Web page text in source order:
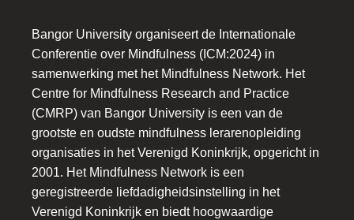
Bangor University organiseert de Internationale
Conferentie over Mindfulness (ICM:2024) in
samenwerking met het Mindfulness Network. Het
Centre for Mindfulness Research and Practice
(CMRP) van Bangor University is een van de
grootste en oudste mindfulness lerarenopleiding
organisaties in het Verenigd Koninkrijk, opgericht in
2001. Het Mindfulness Network is een
geregistreerde liefdadigheidsinstelling in het
Verenigd Koninkrijk en biedt hoogwaardige